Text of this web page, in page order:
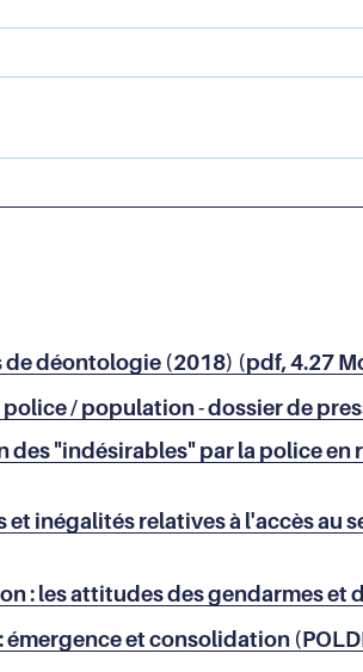
de déontologie (2018) (pdf, 4.27
/ population - dossier de
des "indésirables" par la police
et inégalités relatives à l'accès
: les attitudes des gendarmes et
et consolidation